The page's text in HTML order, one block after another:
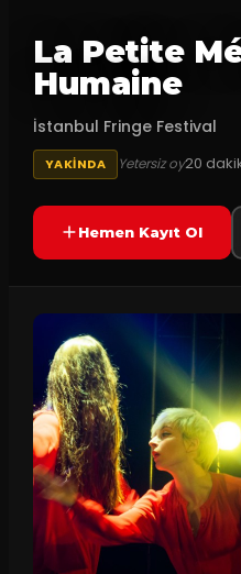
La Petite
Humaine
İstanbul Fringe Festival
YAKINDA Yetersiz oy20
Hemen Kayıt Ol